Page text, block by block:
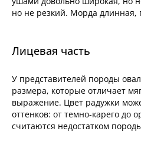
но не резкий. Морда длинная,
Лицевая часть
У представителей породы
размера, которые отличает
выражение. Цвет радужки
оттенков: от темно-карего до
считаются недостатком